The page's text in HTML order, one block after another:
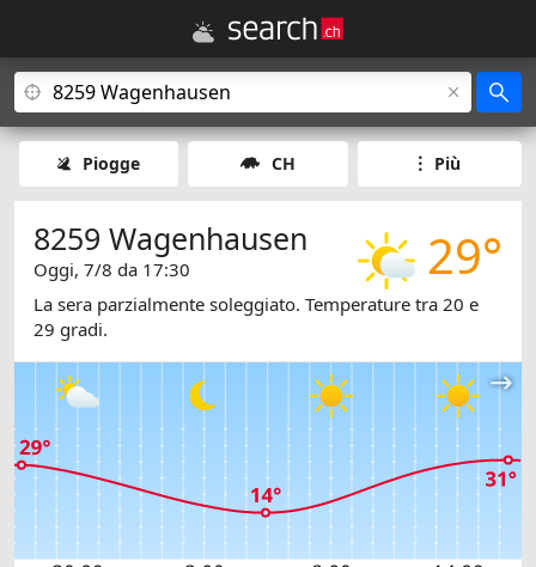
Piogge CH Più
29°
8259 Wagenhausen
Oggi, 7/8 da 17:30
La sera parzialmente soleggiato. Temperature tra 20 e
29 gradi.